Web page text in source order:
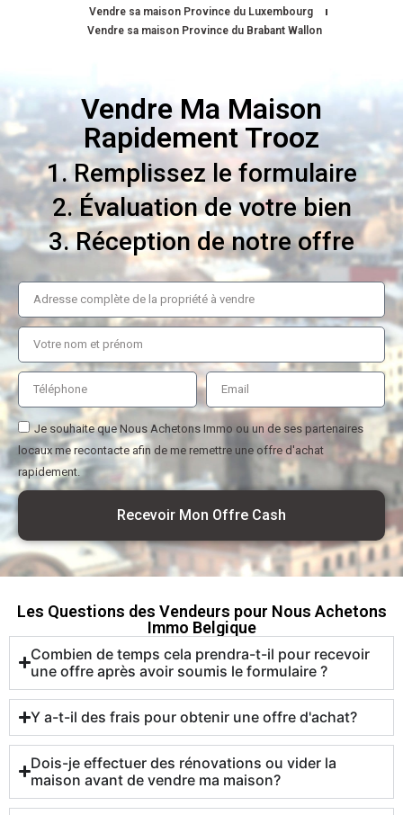
Vendre sa maison Province du Luxembourg
Vendre sa maison Province du Brabant Wallon
Vendre Ma Maison
Rapidement Trooz
1. Remplissez le formulaire
2. Évaluation de votre bien
3. Réception de notre offre
Je souhaite que Nous Achetons Immo ou un de ses partenaires
locaux me recontacte afin de me remettre une offre d'achat
rapidement.
Recevoir Mon Offre Cash
Les Questions des Vendeurs pour Nous Achetons
Immo Belgique
Combien de temps cela prendra-t-il pour recevoir
une offre après avoir soumis le formulaire ?
Y a-t-il des frais pour obtenir une offre d'achat?
Dois-je effectuer des rénovations ou vider la
maison avant de vendre ma maison?